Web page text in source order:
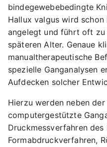
bindegewebebedingte
Hallux valgus wird
angelegt und führt oft zu
späteren Alter. Genaue
manualtherapeutische
spezielle Ganganalysen
Aufdecken solcher
Hierzu werden neben
computergestützte
Druckmessverfahren des
Formabdruckverfahren,